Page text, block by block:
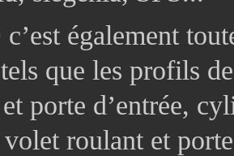
également
tels que les profils
porte d’entrée,
roulant et